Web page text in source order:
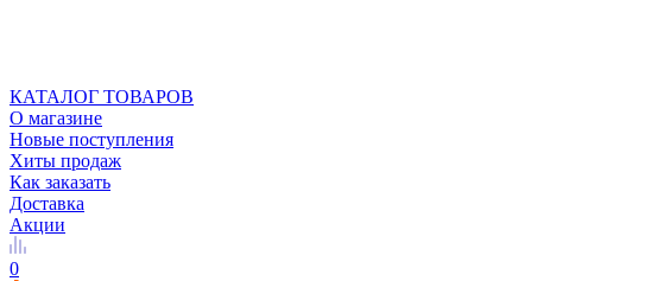
КАТАЛОГ ТОВАРОВ
О магазине
Новые поступления
Хиты продаж
Как заказать
Доставка
Акции
0